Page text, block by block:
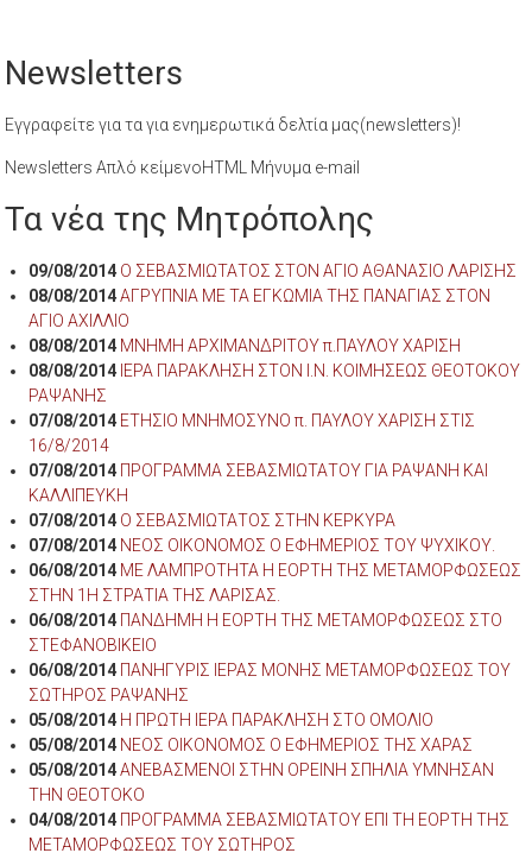
Newsletters
Εγγραφείτε για τα για ενημερωτικά δελτία μας(newsletters)!
Newsletters Απλό κείμενοHTML Μήνυμα e-mail
Τα νέα της Μητρόπολης
09/08/2014 Ο ΣΕΒΑΣΜΙΩΤΑΤΟΣ ΣΤΟΝ ΑΓΙΟ ΑΘΑΝΑΣΙΟ ΛΑΡΙΣΗΣ
08/08/2014 ΑΓΡΥΠΝΙΑ ΜΕ ΤΑ ΕΓΚΩΜΙΑ ΤΗΣ ΠΑΝΑΓΙΑΣ ΣΤΟΝ
ΑΓΙΟ ΑΧΙΛΛΙΟ
08/08/2014 ΜΝΗΜΗ ΑΡΧΙΜΑΝΔΡΙΤΟΥ π.ΠΑΥΛΟΥ ΧΑΡΙΣΗ
08/08/2014 ΙΕΡΑ ΠΑΡΑΚΛΗΣΗ ΣΤΟΝ Ι.Ν. ΚΟΙΜΗΣΕΩΣ ΘΕΟΤΟΚΟΥ
ΡΑΨΑΝΗΣ
07/08/2014 ΕΤΗΣΙΟ ΜΝΗΜΟΣΥΝΟ π. ΠΑΥΛΟΥ ΧΑΡΙΣΗ ΣΤΙΣ
16/8/2014
07/08/2014 ΠΡΟΓΡΑΜΜΑ ΣΕΒΑΣΜΙΩΤΑΤΟΥ ΓΙΑ ΡΑΨΑΝΗ ΚΑΙ
ΚΑΛΛΙΠΕΥΚΗ
07/08/2014 Ο ΣΕΒΑΣΜΙΩΤΑΤΟΣ ΣΤΗΝ ΚΕΡΚΥΡΑ
07/08/2014 ΝΕΟΣ ΟΙΚΟΝΟΜΟΣ Ο ΕΦΗΜΕΡΙΟΣ ΤΟΥ ΨΥΧΙΚΟΥ.
06/08/2014 ΜΕ ΛΑΜΠΡΟΤΗΤΑ Η ΕΟΡΤΗ ΤΗΣ ΜΕΤΑΜΟΡΦΩΣΕΩΣ
ΣΤΗΝ 1Η ΣΤΡΑΤΙΑ ΤΗΣ ΛΑΡΙΣΑΣ.
06/08/2014 ΠΑΝΔΗΜΗ Η ΕΟΡΤΗ ΤΗΣ ΜΕΤΑΜΟΡΦΩΣΕΩΣ ΣΤΟ
ΣΤΕΦΑΝΟΒΙΚΕΙΟ
06/08/2014 ΠΑΝΗΓΥΡΙΣ ΙΕΡΑΣ ΜΟΝΗΣ ΜΕΤΑΜΟΡΦΩΣΕΩΣ ΤΟΥ
ΣΩΤΗΡΟΣ ΡΑΨΑΝΗΣ
05/08/2014 Η ΠΡΩΤΗ ΙΕΡΑ ΠΑΡΑΚΛΗΣΗ ΣΤΟ ΟΜΟΛΙΟ
05/08/2014 ΝΕΟΣ ΟΙΚΟΝΟΜΟΣ Ο ΕΦΗΜΕΡΙΟΣ ΤΗΣ ΧΑΡΑΣ
05/08/2014 ΑΝΕΒΑΣΜΕΝΟΙ ΣΤΗΝ ΟΡΕΙΝΗ ΣΠΗΛΙΑ ΥΜΝΗΣΑΝ
ΤΗΝ ΘΕΟΤΟΚΟ
04/08/2014 ΠΡΟΓΡΑΜΜΑ ΣΕΒΑΣΜΙΩΤΑΤΟΥ ΕΠΙ ΤΗ ΕΟΡΤΗ ΤΗΣ
ΜΕΤΑΜΟΡΦΩΣΕΩΣ ΤΟΥ ΣΩΤΗΡΟΣ